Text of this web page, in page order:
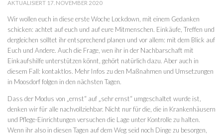
AKTUALISIERT 17. NOVEMBER 2020
Wir wollen euch in diese erste Woche Lockdown, mit einem Gedanken
schicken: achtet auf euch und auf eure Mitmenschen. Einkäufe, Treffen und
dergleichen solltet ihr entsprechend planen und vor allem: mit dem Blick auf
Euch und Andere. Auch die Frage, wen ihr in der Nachbarschaft mit
Einkaufshilfe unterstützen könnt, gehört natürlich dazu. Aber auch in
diesem Fall: kontaktlos. Mehr Infos zu den Maßnahmen und Umsetzungen
in Moosdorf folgen in den nächsten Tagen.
Dass der Modus von „ernst“ auf „sehr ernst“ umgeschaltet wurde ist,
denken wir für alle nachvollziehbar. Nicht nur für die, die in Krankenhäusern
und Pflege-Einrichtungen versuchen die Lage unter Kontrolle zu halten.
Wenn ihr also in diesen Tagen auf dem Weg seid noch Dinge zu besorgen,